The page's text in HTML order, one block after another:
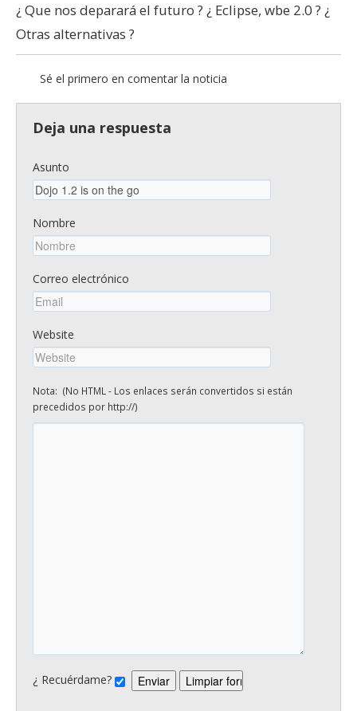
¿ Que nos deparará el futuro ? ¿ Eclipse, wbe 2.0 ? ¿
Otras alternativas ?
Sé el primero en comentar la noticia
Deja una respuesta
Asunto
Nombre
Correo electrónico
Website
Nota: (No HTML - Los enlaces serán convertidos si están
precedidos por http://)
¿ Recuérdame?